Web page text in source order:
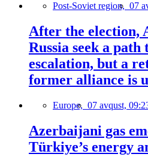
Post-Soviet region, 07
After the election,
Russia seek a path
escalation, but a
former alliance is
Europe, 07 avqust,
Azerbaijani gas
Türkiye’s energy